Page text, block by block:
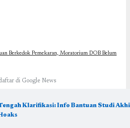
Berkedok Pemekaran, Moratorium DOB Belum
di Google News
Klarifikasi: Info Bantuan Studi